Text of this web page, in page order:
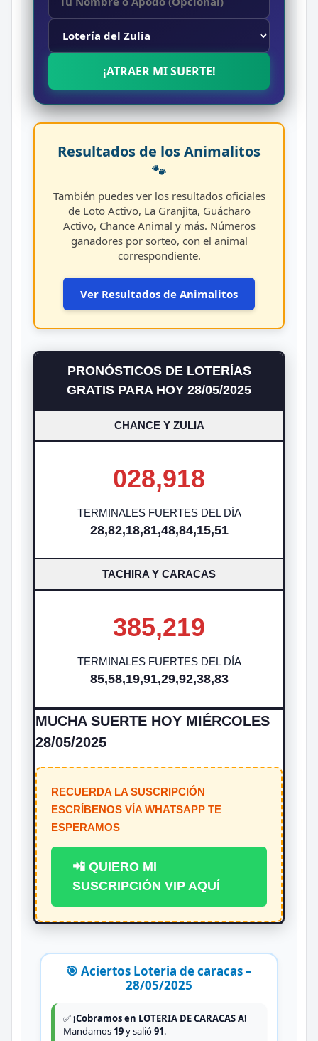
¡ATRAER MI SUERTE!
Resultados de los Animalitos
🐾
También puedes ver los resultados oficiales
de Loto Activo, La Granjita, Guácharo
Activo, Chance Animal y más. Números
ganadores por sorteo, con el animal
correspondiente.
Ver Resultados de Animalitos
PRONÓSTICOS DE LOTERÍAS
GRATIS PARA HOY 28/05/2025
CHANCE Y ZULIA
028,918
TERMINALES FUERTES DEL DÍA
28,82,18,81,48,84,15,51
TACHIRA Y CARACAS
385,219
TERMINALES FUERTES DEL DÍA
85,58,19,91,29,92,38,83
MUCHA SUERTE HOY MIÉRCOLES
28/05/2025
RECUERDA LA SUSCRIPCIÓN
ESCRÍBENOS VÍA WHATSAPP TE
ESPERAMOS
📲 QUIERO MI
SUSCRIPCIÓN VIP AQUÍ
🎯 Aciertos Loteria de caracas –
28/05/2025
✅¡Cobramos en LOTERIA DE CARACAS A!
Mandamos 19y salió91.